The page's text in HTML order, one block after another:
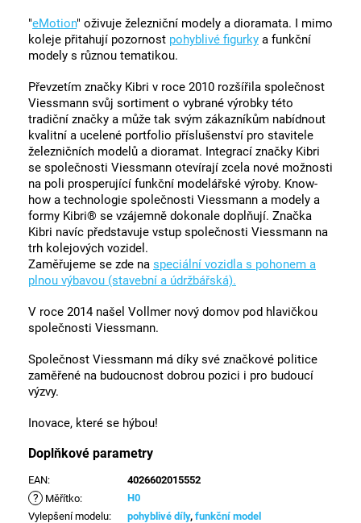
"eMotion" oživuje železniční modely a dioramata. I mimo
koleje přitahují pozornost pohyblivé figurky a funkční
modely s různou tematikou.
Převzetím značky Kibri v roce 2010 rozšířila společnost
Viessmann svůj sortiment o vybrané výrobky této
tradiční značky a může tak svým zákazníkům nabídnout
kvalitní a ucelené portfolio příslušenství pro stavitele
železničních modelů a dioramat. Integrací značky Kibri
se společnosti Viessmann otevírají zcela nové možnosti
na poli prosperující funkční modelářské výroby. Know-
how a technologie společnosti Viessmann a modely a
formy Kibri® se vzájemně dokonale doplňují. Značka
Kibri navíc představuje vstup společnosti Viessmann na
trh kolejových vozidel.
Zaměřujeme se zde na speciální vozidla s pohonem a
plnou výbavou (stavební a údržbářská).
V roce 2014 našel Vollmer nový domov pod hlavičkou
společnosti Viessmann.
Společnost Viessmann má díky své značkové politice
zaměřené na budoucnost dobrou pozici i pro budoucí
výzvy.
Inovace, které se hýbou!
Doplňkové parametry
EAN: 4026602015552
? Měřítko:
H0
Vylepšení modelu: pohyblivé díly, funkční model